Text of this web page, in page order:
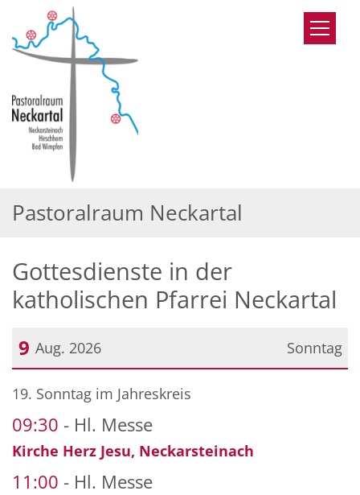
Zum Inhalt springen
Pastoralraum Neckartal
Gottesdienste in der
katholischen Pfarrei Neckartal
Sonntag
9 Aug. 2026
Datum: 9. August 2026
19. Sonntag im Jahreskreis
09:30 Hl. Messe
Kirche Herz Jesu, Neckarsteinach
11:00 Hl. Messe